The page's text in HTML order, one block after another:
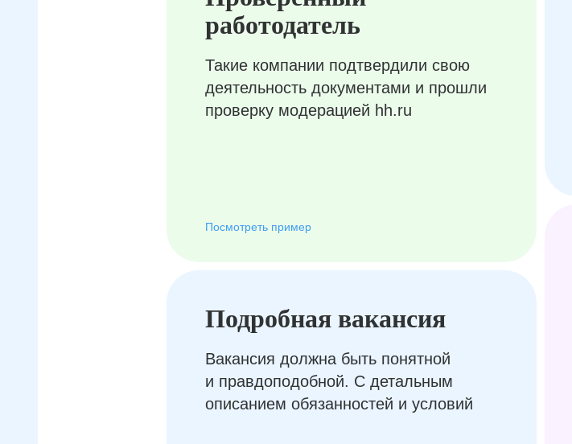
работодатель
Такие компании подтвердили свою
деятельность документами и прошли
проверку модерацией hh.ru
Посмотреть пример
Подробная вакансия
Вакансия должна быть понятной
и правдоподобной. С детальным
описанием обязанностей и условий